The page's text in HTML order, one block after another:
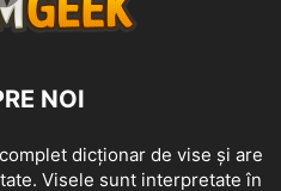
NOI
dicționar de vise și are
Visele sunt interpretate în